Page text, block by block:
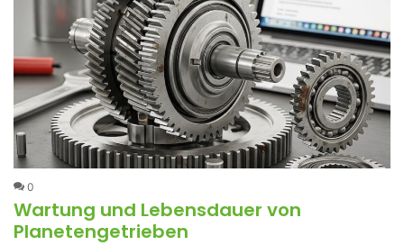
0
Wartung und Lebensdauer von
Planetengetrieben